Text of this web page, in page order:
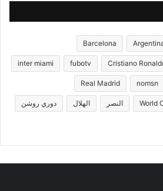
Barcelona
Cristiano
fubotv
inter miami
nomsn
Real Madrid
World النصر الهلال دوري روشن